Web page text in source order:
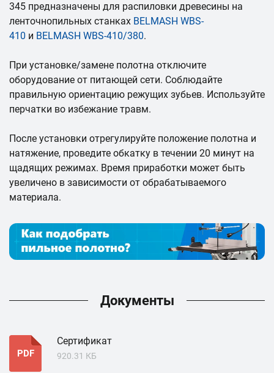
345 предназначены для распиловки древесины на
ленточнопильных станках BELMASH WBS-
410 и BELMASH WBS-410/380.
При установке/замене полотна отключите
оборудование от питающей сети. Соблюдайте
правильную ориентацию режущих зубьев. Используйте
перчатки во избежание травм.
После установки отрегулируйте положение полотна и
натяжение, проведите обкатку в течении 20 минут на
щадящих режимах. Время приработки может быть
увеличено в зависимости от обрабатываемого
материала.
Документы
PDF
Сертификат
920.31 КБ